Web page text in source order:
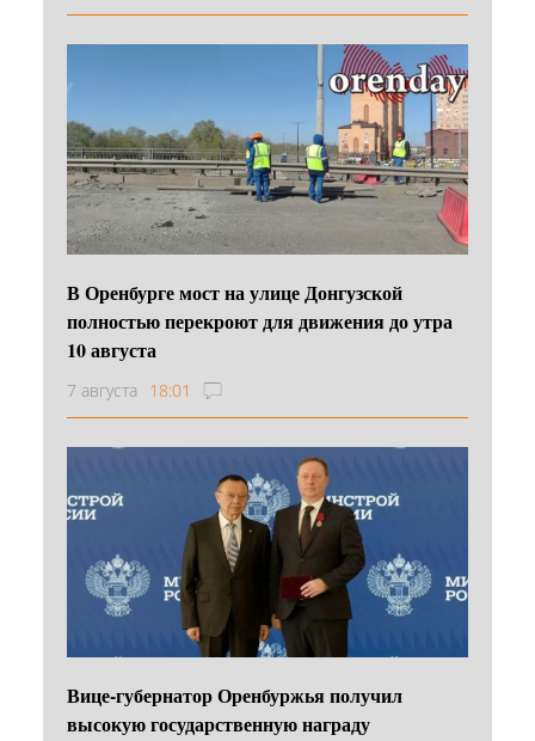
В Оренбурге мост на улице Донгузской
полностью перекроют для движения до утра
10 августа
7 августа 18:01
Вице-губернатор Оренбуржья получил
высокую государственную награду